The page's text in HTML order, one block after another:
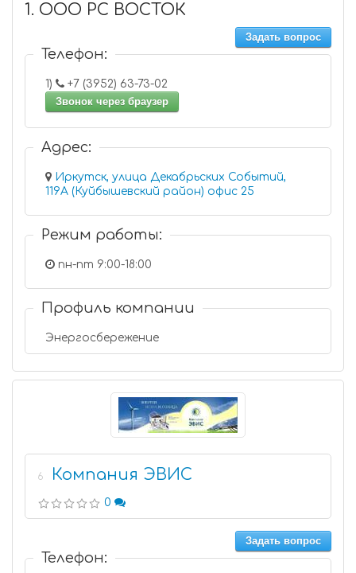
1. ООО РС ВОСТОК
Задать вопрос
Телефон:
1)
+7 (3952) 63-73-02
Звонок через браузер
Адрес:
Иркутск, улица Декабрьских Событий,
119А (Куйбышевский район) офис 25
Режим работы:
пн-пт 9:00-18:00
Профиль компании
Энергосбережение
6 Компания ЭВИС
0
Задать вопрос
Телефон: